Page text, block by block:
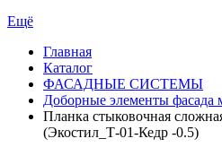
Ещё
Главная
Каталог
ФАСАДНЫЕ СИСТЕМЫ
Доборные элементы фасада
Планка стыковочная
(Экостил_Т-01-Кедр -0.5)